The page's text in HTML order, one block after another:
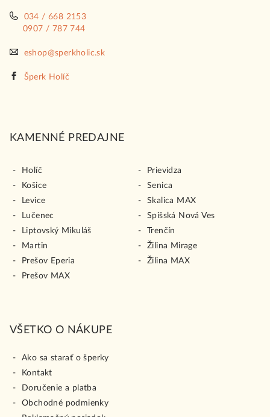
034 / 668 2153
0907 / 787 744
eshop@sperkholic.sk
Šperk Holíč
KAMENNÉ PREDAJNE
Holíč
Košice
Levice
Lučenec
Liptovský Mikuláš
Martin
Prešov Eperia
Prešov MAX
Prievidza
Senica
Skalica MAX
Spišská Nová Ves
Trenčín
Žilina Mirage
Žilina MAX
VŠETKO O NÁKUPE
Ako sa starať o šperky
Kontakt
Doručenie a platba
Obchodné podmienky